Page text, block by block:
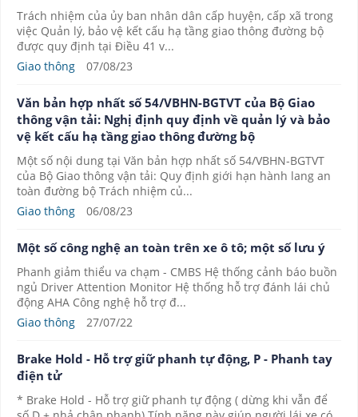
Trách nhiệm của ủy ban nhân dân cấp huyện, cấp xã trong
việc Quản lý, bảo vệ kết cấu hạ tầng giao thông đường bộ
được quy định tại Điều 41 v...
Giao thông
07/08/23
Văn bản hợp nhất số 54/VBHN-BGTVT của Bộ Giao
thông vận tải: Nghị định quy định về quản lý và bảo
vệ kết cấu hạ tầng giao thông đường bộ
Một số nội dung tại Văn bản hợp nhất số 54/VBHN-BGTVT
của Bộ Giao thông vận tải: Quy định giới hạn hành lang an
toàn đường bộ Trách nhiệm củ...
Giao thông
06/08/23
Một số công nghệ an toàn trên xe ô tô; một số lưu ý
Phanh giảm thiểu va chạm - CMBS Hệ thống cảnh báo buồn
ngủ Driver Attention Monitor Hệ thống hỗ trợ đánh lái chủ
động AHA Công nghệ hỗ trợ đ...
Giao thông
27/07/22
Brake Hold - Hỗ trợ giữ phanh tự động, P - Phanh tay
điện tử
* Brake Hold - Hỗ trợ giữ phanh tự động ( dừng khi vẫn để